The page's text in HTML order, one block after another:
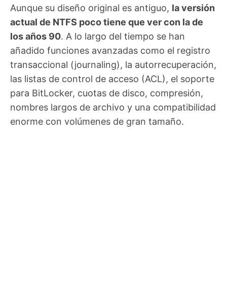
Aunque su diseño original es antiguo, la versión
actual de NTFS poco tiene que ver con la de
los años 90. A lo largo del tiempo se han
añadido funciones avanzadas como el registro
transaccional (journaling), la autorrecuperación,
las listas de control de acceso (ACL), el soporte
para BitLocker, cuotas de disco, compresión,
nombres largos de archivo y una compatibilidad
enorme con volúmenes de gran tamaño.